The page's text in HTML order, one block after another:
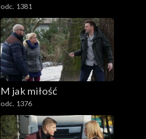
odc. 1381
M jak miłość
odc. 1376